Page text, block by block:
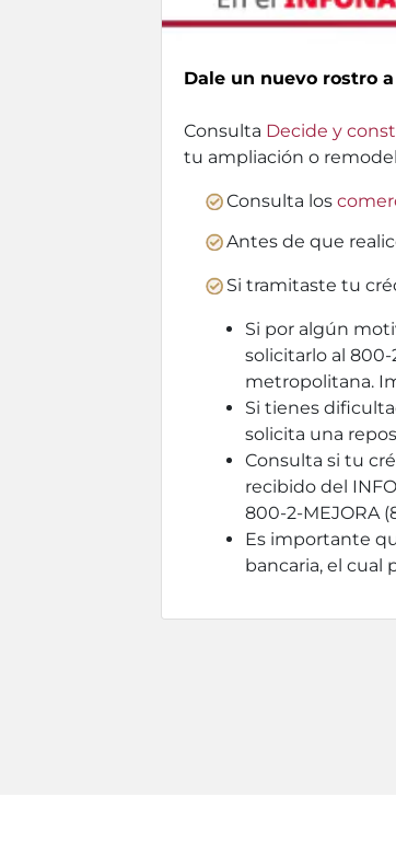
Dale un nuevo rostro
Consulta Decide y
tu ampliación o
Consulta los
Antes de que
Si tramitaste tu
Si por algún
solicitarlo al 800-
metropolitana.
Si tienes
solicita una
Consulta si tu
recibido del
800-2-MEJORA
Es importante
bancaria, el cual